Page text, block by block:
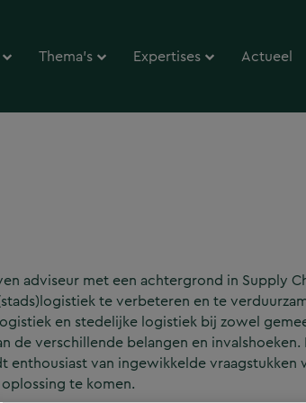
Thema’s Expertises Actueel
adviseur met een achtergrond in Supply
te verbeteren en te
en stedelijke logistiek bij zowel
de verschillende belangen en
enthousiast van ingewikkelde vraagstukken
te komen.